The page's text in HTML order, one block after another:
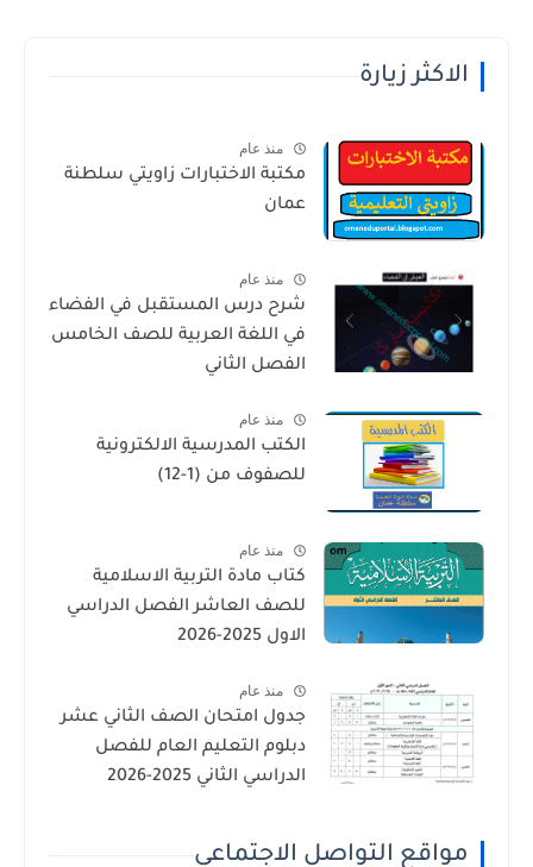
الاكثر زيارة
منذ عام
مكتبة الاختبارات زاويتي سلطنة
عمان
منذ عام
شرح درس المستقبل في الفضاء
في اللغة العربية للصف الخامس
الفصل الثاني
منذ عام
الكتب المدرسية الالكترونية
للصفوف من (1-12)
منذ عام
كتاب مادة التربية الاسلامية
للصف العاشر الفصل الدراسي
الاول 2025-2026
منذ عام
جدول امتحان الصف الثاني عشر
دبلوم التعليم العام للفصل
الدراسي الثاني 2025-2026
مواقع التواصل الاجتماعي